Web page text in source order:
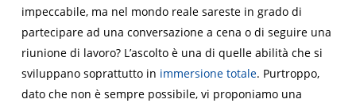
impeccabile, ma nel mondo reale sareste in grado di
partecipare ad una conversazione a cena o di seguire una
riunione di lavoro? L’ascolto è una di quelle abilità che si
sviluppano soprattutto in immersione totale. Purtroppo,
dato che non è sempre possibile, vi proponiamo una